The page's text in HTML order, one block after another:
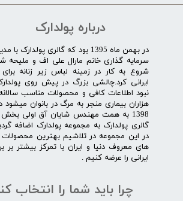
درباره پولدارک
در بهمن ماه 1395 بود که گالری پولدارک
سرمایه گذاری خانم مارال علی اف و ملیحه
شروع به کار در زمینه لباس زیر زنانه برای
ایرانی کرد.چالشی بزرگ در پیش روی
نبود اطلاعات کافی و محصولات مناسب
هزاران بیماری منجر به مرگ در بانوان میشود
1398 به همت مهندس شایان آق اولی بخش
گالری پولدارک به مجموعه پولدارک اضافه
در این مجموعه در تلاشیم بهترین محصولات
های معروف دنیا و ایران با تمرکز بیشتر بر
ایرانی را عرضه کنیم .​​​​​​​
چرا باید شما را انتخاب